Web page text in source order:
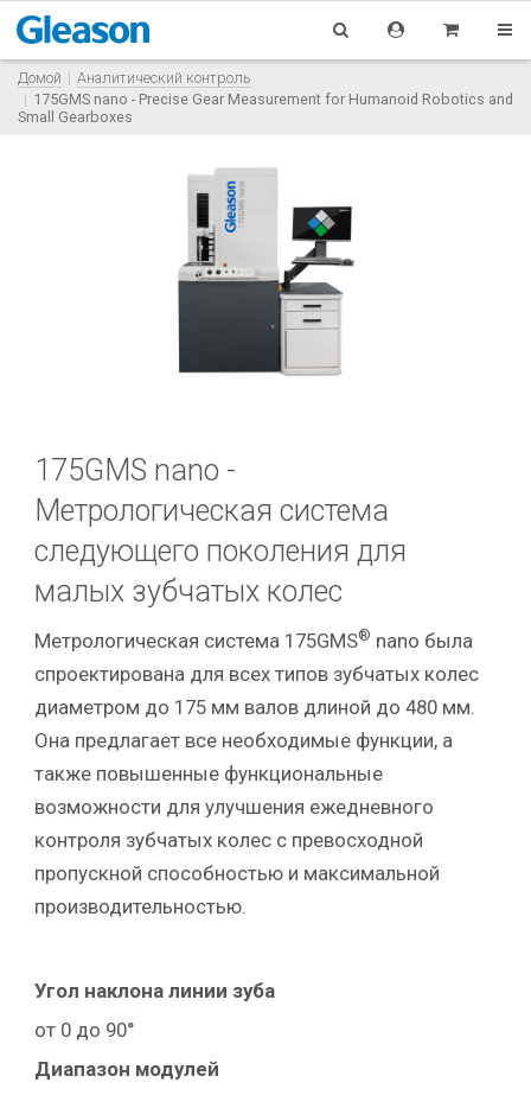
Домой
Аналитический контроль
175GMS nano - Precise Gear Measurement for Humanoid Robotics and
Small Gearboxes
175GMS nano -
Метрологическая система
следующего поколения для
малых зубчатых колес
Метрологическая система 175GMS® nano была
спроектирована для всех типов зубчатых колес
диаметром до 175 мм валов длиной до 480 мм.
Она предлагает все необходимые функции, а
также повышенные функциональные
возможности для улучшения ежедневного
контроля зубчатых колес с превосходной
пропускной способностью и максимальной
производительностью.
Угол наклона линии зуба
от 0 до 90°
Диапазон модулей